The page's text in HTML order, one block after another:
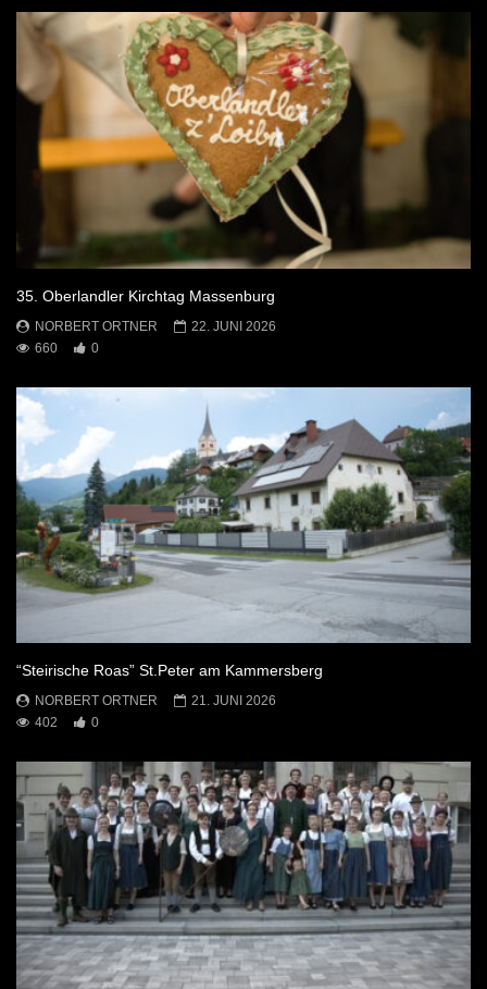
35. Oberlandler Kirchtag Massenburg
NORBERT ORTNER
22. JUNI 2026
660
0
“Steirische Roas” St.Peter am Kammersberg
NORBERT ORTNER
21. JUNI 2026
402
0